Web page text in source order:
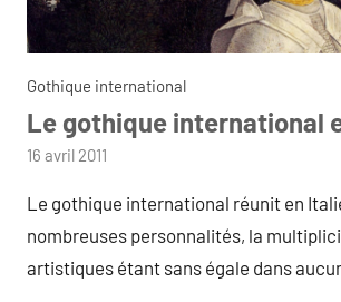
Gothique international
Le gothique international
par
16 avril 2011
Le gothique international réunit en
nombreuses personnalités, la
artistiques étant sans égale dans